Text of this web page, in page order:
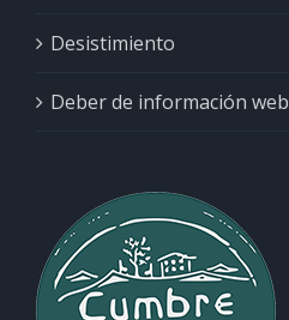
Desistimiento
Deber de información web